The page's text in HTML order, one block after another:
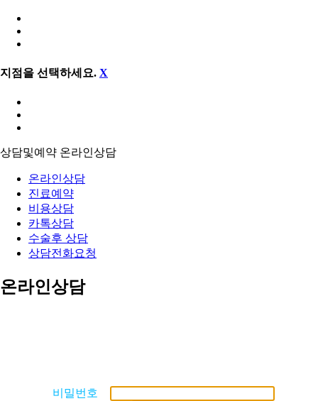
지점을 선택하세요. X
상담및예약 온라인상담
온라인상담
진료예약
비용상담
카톡상담
수술후 상담
상담전화요청
온라인상담
비밀번호